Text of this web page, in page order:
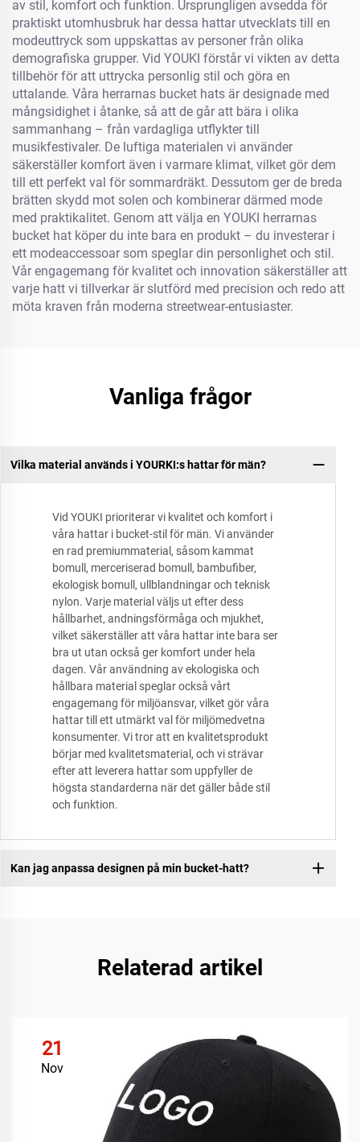
av stil, komfort och funktion. Ursprungligen avsedda för
praktiskt utomhusbruk har dessa hattar utvecklats till en
modeuttryck som uppskattas av personer från olika
demografiska grupper. Vid YOUKI förstår vi vikten av detta
tillbehör för att uttrycka personlig stil och göra en
uttalande. Våra herrarnas bucket hats är designade med
mångsidighet i åtanke, så att de går att bära i olika
sammanhang – från vardagliga utflykter till
musikfestivaler. De luftiga materialen vi använder
säkerställer komfort även i varmare klimat, vilket gör dem
till ett perfekt val för sommardräkt. Dessutom ger de breda
brätten skydd mot solen och kombinerar därmed mode
med praktikalitet. Genom att välja en YOUKI herrarnas
bucket hat köper du inte bara en produkt – du investerar i
ett modeaccessoar som speglar din personlighet och stil.
Vår engagemang för kvalitet och innovation säkerställer att
varje hatt vi tillverkar är slutförd med precision och redo att
möta kraven från moderna streetwear-entusiaster.
Vanliga frågor
Vilka material används i YOURKI:s hattar för män?
Vid YOUKI prioriterar vi kvalitet och komfort i
våra hattar i bucket-stil för män. Vi använder
en rad premiummaterial, såsom kammat
bomull, merceriserad bomull, bambufiber,
ekologisk bomull, ullblandningar och teknisk
nylon. Varje material väljs ut efter dess
hållbarhet, andningsförmåga och mjukhet,
vilket säkerställer att våra hattar inte bara ser
bra ut utan också ger komfort under hela
dagen. Vår användning av ekologiska och
hållbara material speglar också vårt
engagemang för miljöansvar, vilket gör våra
hattar till ett utmärkt val för miljömedvetna
konsumenter. Vi tror att en kvalitetsprodukt
börjar med kvalitetsmaterial, och vi strävar
efter att leverera hattar som uppfyller de
högsta standarderna när det gäller både stil
och funktion.
Kan jag anpassa designen på min bucket-hatt?
Relaterad artikel
21
Nov